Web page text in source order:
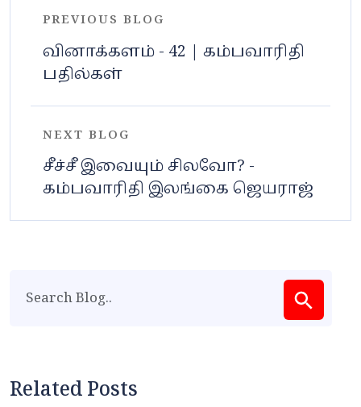
PREVIOUS BLOG
வினாக்களம் - 42 | கம்பவாரிதி
பதில்கள்
NEXT BLOG
சீச்சீ இவையும் சிலவோ? -
கம்பவாரிதி இலங்கை ஜெயராஜ்
Related Posts